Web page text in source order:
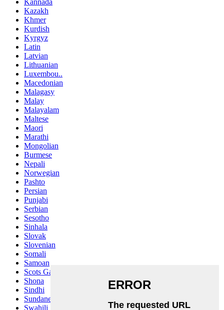
Kazakh
Khmer
Kurdish
Kyrgyz
Latin
Latvian
Lithuanian
Luxembou..
Macedonian
Malagasy
Malay
Malayalam
Maltese
Maori
Marathi
Mongolian
Burmese
Nepali
Norwegian
Pashto
Persian
Punjabi
Serbian
Sesotho
Sinhala
Slovak
Slovenian
Somali
Samoan
Scots Gaelic
Shona
Sindhi
Sundanese
Swahili